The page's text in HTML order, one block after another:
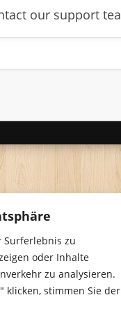
Surferlebnis zu
oder Inhalte
zu analysieren.
klicken, stimmen Sie der
our support